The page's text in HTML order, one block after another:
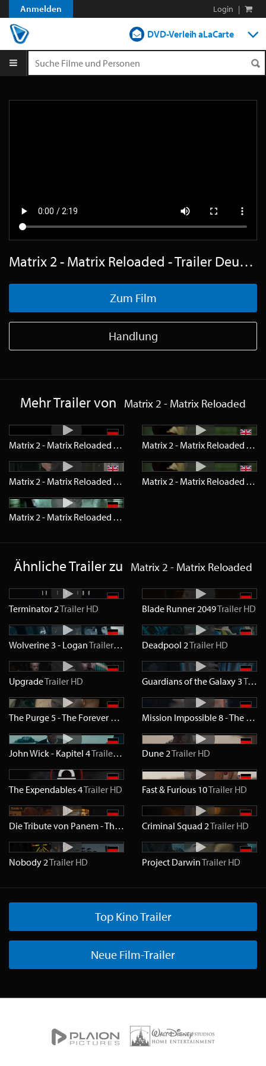
Anmelden Login |
DVD-Verleih aLaCarte
Matrix 2 - Matrix Reloaded - Trailer Deutsch SD
Zum Film
Handlung
Mehr Trailer von Matrix 2 - Matrix Reloaded
Matrix 2 - Matrix Reloaded
Trailer SD Matrix 2 - Matrix Reloaded
Matrix 2 - Matrix Reloaded
Trailer SD Matrix 2 - Matrix Reloaded
Matrix 2 - Matrix Reloaded
Teaser
Ähnliche Trailer zu Matrix 2 - Matrix Reloaded
Terminator 2Trailer HD Blade Runner 2049Trailer HD
Wolverine 3 - LoganTrailerHD Deadpool 2Trailer HD
UpgradeTrailer HD Guardians of the Galaxy 3Trailer
The Purge 5 - The Forever Purge Trailer HD Mission Impossible 8 - The Final Reckoning
John Wick - Kapitel 4Trailer HD Dune 2Trailer HD
The Expendables 4Trailer HD Fast & Furious 10Trailer HD
Die Tribute von Panem - The Ballad of Songbirds & Snakes Trailer
Criminal Squad 2Trailer HD
Nobody 2Trailer HD Project DarwinTrailer HD
Top Kino Trailer
Neue Film-Trailer